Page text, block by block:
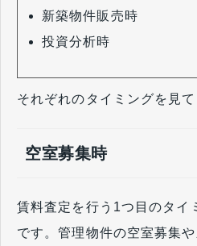
新築物件販売時
投資分析時
それぞれのタイミングを見て
空室募集時
賃料査定を行う1つ目のタイ
です。管理物件の空室募集